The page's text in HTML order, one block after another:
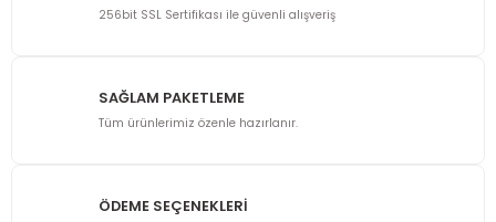
256bit SSL Sertifikası ile güvenli alışveriş
SAĞLAM PAKETLEME
Tüm ürünlerimiz özenle hazırlanır.
ÖDEME SEÇENEKLERİ